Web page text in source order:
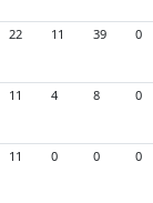
22 11 39 0
11 4 8 0
11 0 0 0